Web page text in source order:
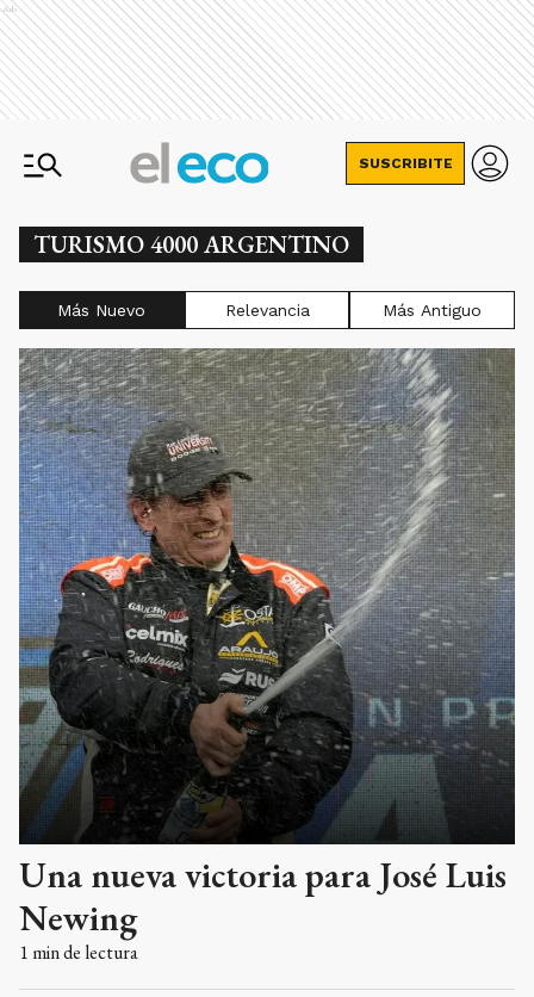
Ads
SUSCRIBITE
TURISMO 4000 ARGENTINO
Más Nuevo Relevancia Más Antiguo
Una nueva victoria para José Luis
Newing
1 min de lectura